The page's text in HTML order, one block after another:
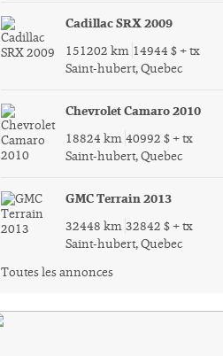
Cadillac SRX 2009
151202 km 14944 $ + tx
Saint-hubert, Quebec
Chevrolet Camaro 2010
18824 km 40992 $ + tx
Saint-hubert, Quebec
GMC Terrain 2013
32448 km 32842 $ + tx
Saint-hubert, Quebec
Toutes les annonces